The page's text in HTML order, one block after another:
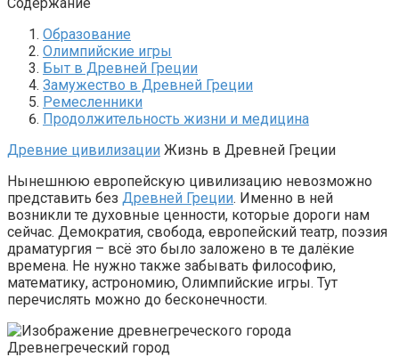
Образование
Олимпийские игры
Быт в Древней Греции
Замужество в Древней Греции
Ремесленники
Продолжительность жизни и медицина
Древние цивилизации Жизнь в Древней Греции
Нынешнюю европейскую цивилизацию невозможно
представить без Древней Греции. Именно в ней
возникли те духовные ценности, которые дороги нам
сейчас. Демократия, свобода, европейский театр, поэзия
драматургия – всё это было заложено в те далёкие
времена. Не нужно также забывать философию,
математику, астрономию, Олимпийские игры. Тут
перечислять можно до бесконечности.
Древнегреческий город